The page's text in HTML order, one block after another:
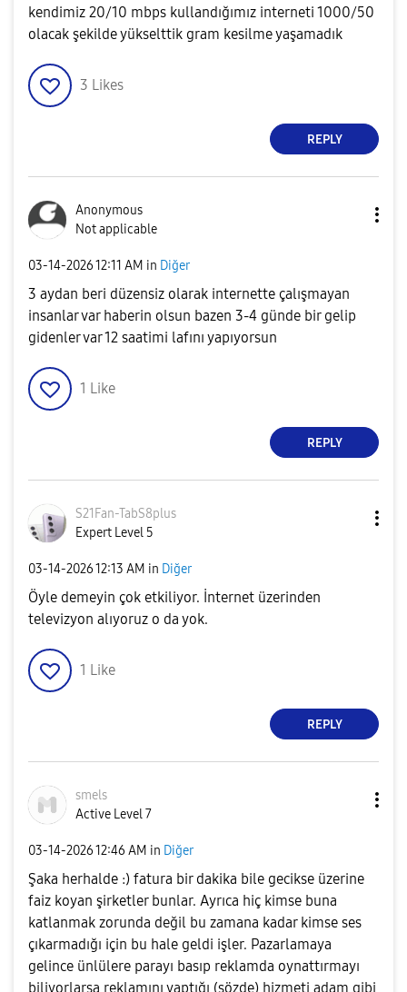
kendimiz 20/10 mbps kullandığımız interneti 1000/50
olacak şekilde yükselttik gram kesilme yaşamadık
3 Likes
REPLY
Anonymous
Not applicable
‎03-14-202612:11 AM in Diğer
3 aydan beri düzensiz olarak internette çalışmayan
insanlar var haberin olsun bazen 3-4 günde bir gelip
gidenler var 12 saatimi lafını yapıyorsun
1 Like
REPLY
S21Fan-TabS8plus
Expert Level 5
‎03-14-202612:13 AM in Diğer
Öyle demeyin çok etkiliyor. İnternet üzerinden
televizyon alıyoruz o da yok.
1 Like
REPLY
smels
Active Level 7
‎03-14-202612:46 AM in Diğer
Şaka herhalde :) fatura bir dakika bile gecikse üzerine
faiz koyan şirketler bunlar. Ayrıca hiç kimse buna
katlanmak zorunda değil bu zamana kadar kimse ses
çıkarmadığı için bu hale geldi işler. Pazarlamaya
gelince ünlülere parayı basıp reklamda oynattırmayı
biliyorlarsa reklamını yaptığı (sözde) hizmeti adam gibi